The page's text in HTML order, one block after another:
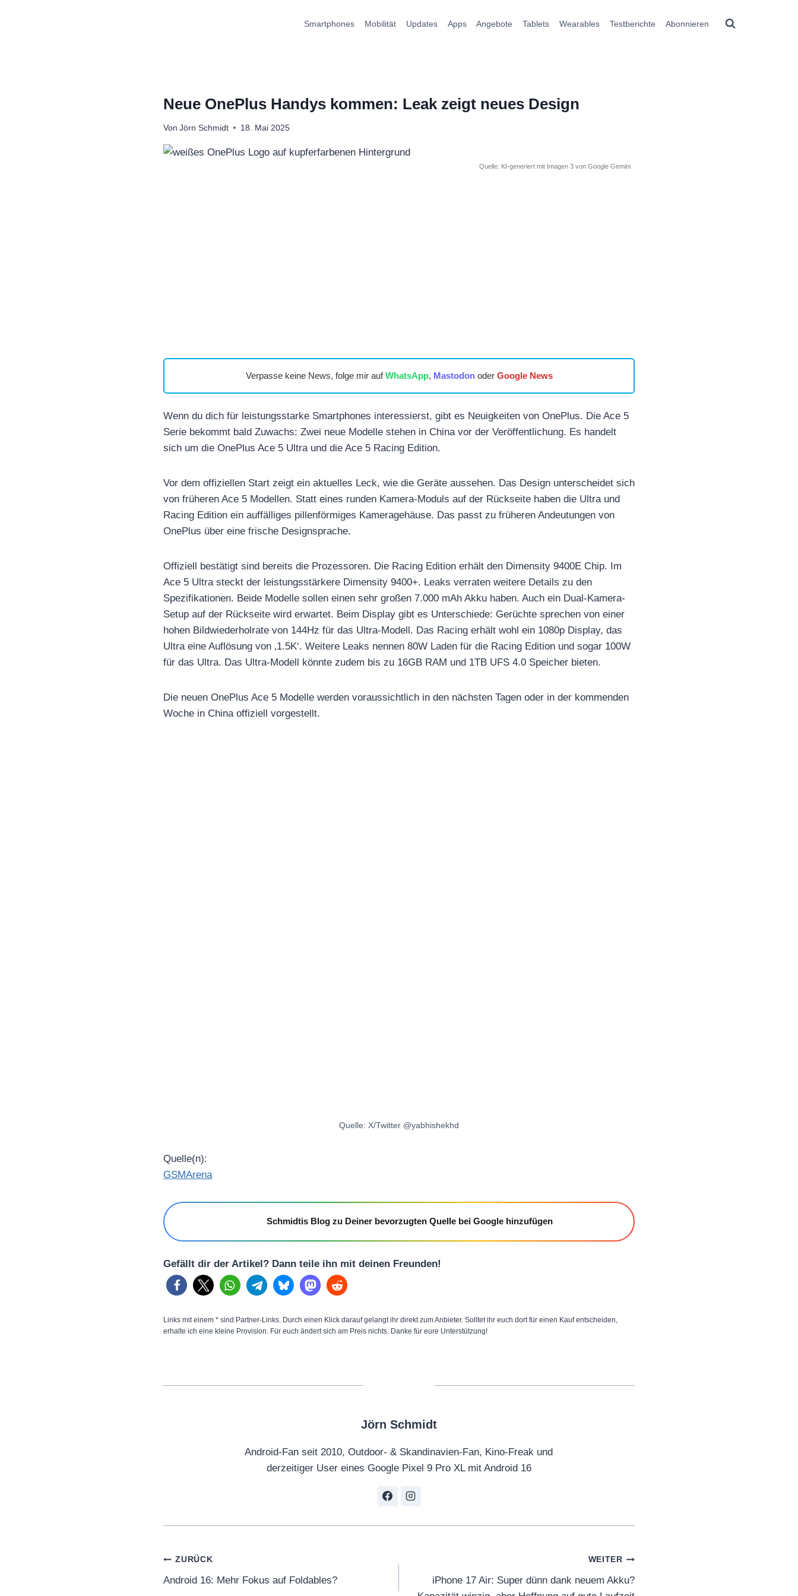
Smartphones Mobilität Updates Apps Angebote Tablets Wearables Testberichte Abonnieren
Neue OnePlus Handys kommen: Leak zeigt neues Design
Von Jörn Schmidt 18. Mai 2025
Quelle: KI-generiert mit Imagen 3 von Google Gemini
Verpasse keine News, folge mir aufWhatsApp, Mastodonoder Google News
Wenn du dich für leistungsstarke Smartphones interessierst, gibt es Neuigkeiten von OnePlus. Die Ace 5
Serie bekommt bald Zuwachs: Zwei neue Modelle stehen in China vor der Veröffentlichung. Es handelt
sich um die OnePlus Ace 5 Ultra und die Ace 5 Racing Edition.
Vor dem offiziellen Start zeigt ein aktuelles Leck, wie die Geräte aussehen. Das Design unterscheidet sich
von früheren Ace 5 Modellen. Statt eines runden Kamera-Moduls auf der Rückseite haben die Ultra und
Racing Edition ein auffälliges pillenförmiges Kameragehäuse. Das passt zu früheren Andeutungen von
OnePlus über eine frische Designsprache.
Offiziell bestätigt sind bereits die Prozessoren. Die Racing Edition erhält den Dimensity 9400E Chip. Im
Ace 5 Ultra steckt der leistungsstärkere Dimensity 9400+. Leaks verraten weitere Details zu den
Spezifikationen. Beide Modelle sollen einen sehr großen 7.000 mAh Akku haben. Auch ein Dual-Kamera-
Setup auf der Rückseite wird erwartet. Beim Display gibt es Unterschiede: Gerüchte sprechen von einer
hohen Bildwiederholrate von 144Hz für das Ultra-Modell. Das Racing erhält wohl ein 1080p Display, das
Ultra eine Auflösung von ‚1.5K‘. Weitere Leaks nennen 80W Laden für die Racing Edition und sogar 100W
für das Ultra. Das Ultra-Modell könnte zudem bis zu 16GB RAM und 1TB UFS 4.0 Speicher bieten.
Die neuen OnePlus Ace 5 Modelle werden voraussichtlich in den nächsten Tagen oder in der kommenden
Woche in China offiziell vorgestellt.
Quelle: X/Twitter @yabhishekhd
Quelle(n):
GSMArena
Schmidtis Blog zu Deiner bevorzugten Quelle bei Google hinzufügen
Gefällt dir der Artikel? Dann teile ihn mit deinen Freunden!
Links mit einem * sind Partner-Links. Durch einen Klick darauf gelangt ihr direkt zum Anbieter. Solltet ihr euch dort für einen Kauf entscheiden,
erhalte ich eine kleine Provision. Für euch ändert sich am Preis nichts. Danke für eure Unterstützung!
Jörn Schmidt
Android-Fan seit 2010, Outdoor- & Skandinavien-Fan, Kino-Freak und
derzeitiger User eines Google Pixel 9 Pro XL mit Android 16
Beitragsnavigation
ZURÜCK
Android 16: Mehr Fokus auf Foldables?
WEITER
iPhone 17 Air: Super dünn dank neuem Akku?